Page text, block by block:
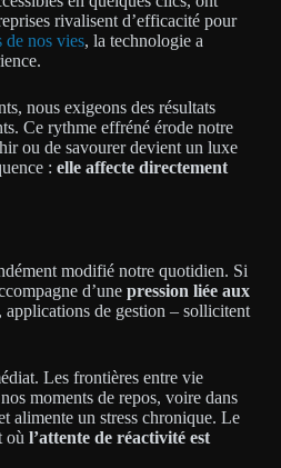
rivalisent d’efficacité pour
de nos vies, la technologie a
nous exigeons des résultats
Ce rythme effréné érode notre
ou de savourer devient un luxe
: elle affecte directement
modifié notre quotidien. Si
d’une pression liée aux
applications de gestion – sollicitent
Les frontières entre vie
moments de repos, voire dans
alimente un stress chronique. Le
où l’attente de réactivité est